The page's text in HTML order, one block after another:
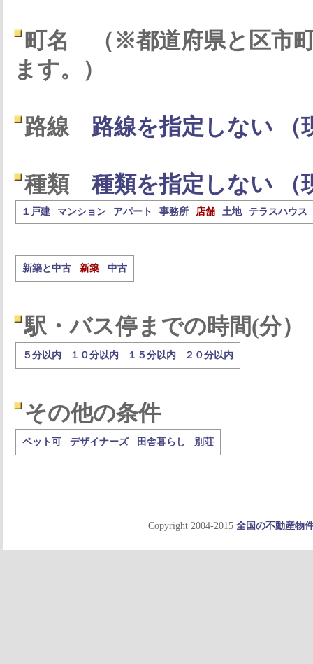
町名
（※都道府県と区市
ます。）
路線 路線を指定しない （
種類 種類を指定しない （
１戸建 マンション アパート 事務所 店舗 土地 テラスハウス
新築と中古 新築 中古
駅・バス停までの時間(分）
５分以内 １０分以内 １５分以内 ２０分以内
その他の条件
ペット可 デザイナーズ 田舎暮らし 別荘
Copyright 2004-2015 全国の不動産物